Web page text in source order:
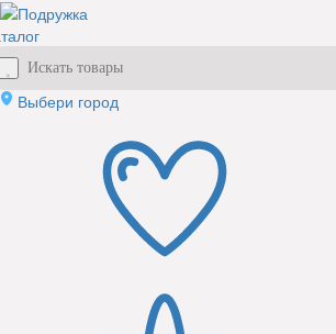
Выбери город